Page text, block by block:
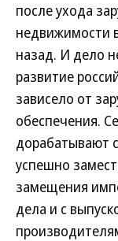
после ухода
недвижимости
назад. И дело
развитие
зависело от
обеспечения.
дорабатывают
успешно
замещения
дела и с